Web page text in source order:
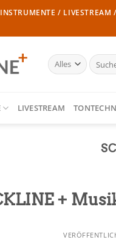
/
Suche
nach:
LIVESTREAM
+